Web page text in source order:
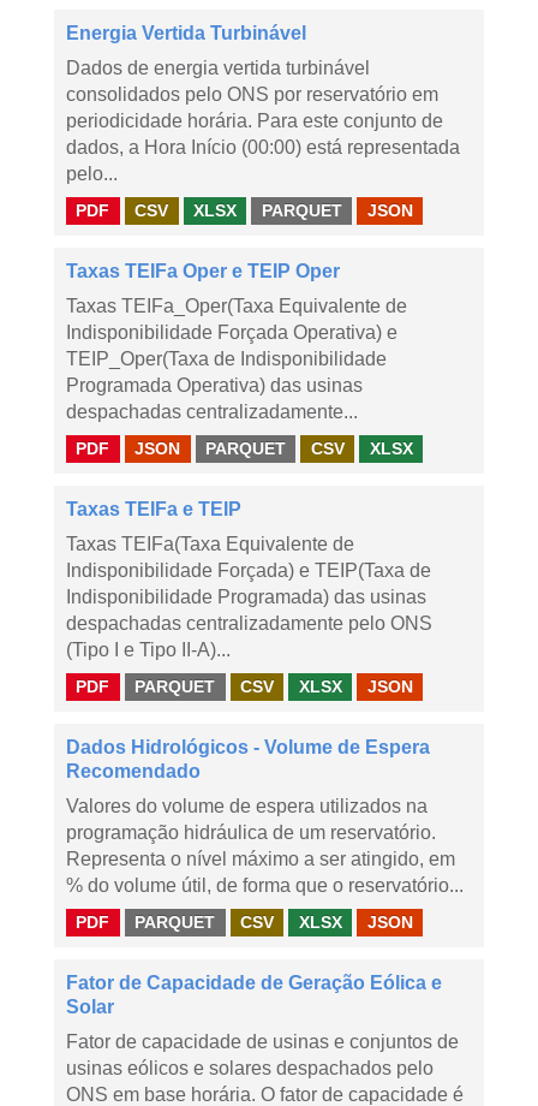
Energia Vertida Turbinável
Dados de energia vertida turbinável
consolidados pelo ONS por reservatório em
periodicidade horária. Para este conjunto de
dados, a Hora Início (00:00) está representada
pelo...
PDF CSV XLSX PARQUET JSON
Taxas TEIFa Oper e TEIP Oper
Taxas TEIFa_Oper(Taxa Equivalente de
Indisponibilidade Forçada Operativa) e
TEIP_Oper(Taxa de Indisponibilidade
Programada Operativa) das usinas
despachadas centralizadamente...
PDF JSON PARQUET CSV XLSX
Taxas TEIFa e TEIP
Taxas TEIFa(Taxa Equivalente de
Indisponibilidade Forçada) e TEIP(Taxa de
Indisponibilidade Programada) das usinas
despachadas centralizadamente pelo ONS
(Tipo I e Tipo II-A)...
PDF PARQUET CSV XLSX JSON
Dados Hidrológicos - Volume de Espera
Recomendado
Valores do volume de espera utilizados na
programação hidráulica de um reservatório.
Representa o nível máximo a ser atingido, em
% do volume útil, de forma que o reservatório...
PDF PARQUET CSV XLSX JSON
Fator de Capacidade de Geração Eólica e
Solar
Fator de capacidade de usinas e conjuntos de
usinas eólicos e solares despachados pelo
ONS em base horária. O fator de capacidade é